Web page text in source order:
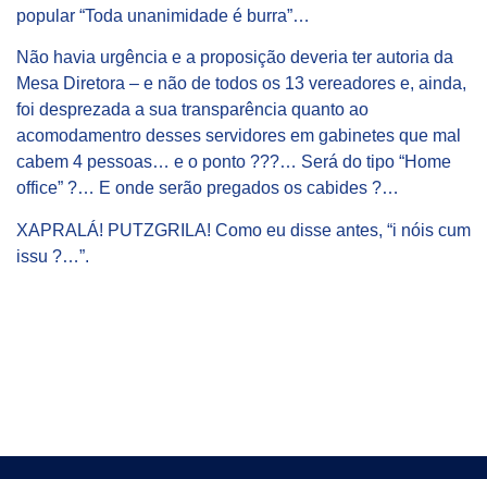
popular “Toda unanimidade é burra”…
Não havia urgência e a proposição deveria ter autoria da
Mesa Diretora – e não de todos os 13 vereadores e, ainda,
foi desprezada a sua transparência quanto ao
acomodamentro desses servidores em gabinetes que mal
cabem 4 pessoas… e o ponto ???… Será do tipo “Home
office” ?… E onde serão pregados os cabides ?…
XAPRALÁ! PUTZGRILA! Como eu disse antes, “i nóis cum
issu ?…”.